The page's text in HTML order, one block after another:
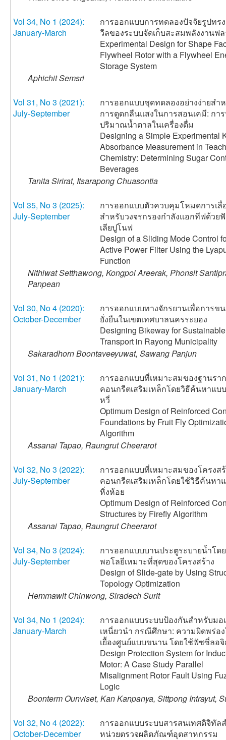
Vol 34, No 1 (2024):
January-March
การออกแบบการทดลองปัจจัยรูปทร
วีลของระบบจัดเก็บสะสมพลังงานฟ
Experimental Design for Shape
Flywheel Rotor with a Flywheel
Storage System
Aphichit Semsri
Vol 31, No 3 (2021):
July-September
การออกแบบชุดทดลองอย่างง่ายสำ
การดูดกลืนแสงในการสอนเคมี: กา
ปริมาณน้ำตาลในเครื่องดื่ม
Designing a Simple Experimental
Absorbance Measurement in
Chemistry: Determining Sugar
Beverages
Tanita Sirirat, Itsarapong Chuasontia
Vol 35, No 3 (2025):
July-September
การออกแบบตัวควบคุมโหมดการเลื่
สำหรับวงจรกรองกำลังแอกทีฟด้วย
เลียปูโนฟ
Design of a Sliding Mode Control
Active Power Filter Using the
Function
Nithiwat Setthawong, Kongpol Areerak, Phonsit
Panpean
Vol 30, No 4 (2020):
October-December
การออกแบบทางจักรยานเพื่อการข
ยั่งยืนในเขตเทศบาลนครระยอง
Designing Bikeway for Sustainable
Transport in Rayong Municipality
Sakaradhorn Boontaveeyuwat, Sawang Panjun
Vol 31, No 1 (2021):
January-March
การออกแบบที่เหมาะสมของฐานราก
คอนกรีตเสริมเหล็กโดยวิธีค้นหาแบ
หวี่
Optimum Design of Reinforced
Foundations by Fruit Fly
Algorithm
Assanai Tapao, Raungrut Cheerarot
Vol 32, No 3 (2022):
July-September
การออกแบบที่เหมาะสมของโครงส
คอนกรีตเสริมเหล็กโดยใช้วิธีค้นหา
หิ่งห้อย
Optimum Design of Reinforced
Structures by Firefly Algorithm
Assanai Tapao, Raungrut Cheerarot
Vol 34, No 3 (2024):
July-September
การออกแบบบานประตูระบายน้ำโด
พอโลยีเหมาะที่สุดของโครงสร้าง
Design of Slide-gate by Using
Topology Optimization
Hemmawit Chinwong, Siradech Surit
Vol 34, No 1 (2024):
January-March
การออกแบบระบบป้องกันสำหรับมอ
เหนี่ยวนำ กรณีศึกษา: ความผิดพร่อง
เยื้องศูนย์แบบขนาน โดยใช้ฟัซซี่ลอ
Design Protection System for
Motor: A Case Study Parallel
Misalignment Rotor Fault Using
Logic
Boonterm Ounviset, Kan Kanpanya, Sittpong Intrayut,
Vol 32, No 4 (2022):
October-December
การออกแบบระบบสารสนเทศดิจิทัล
หน่วยตรวจผลิตภัณฑ์อุตสาหกรรม